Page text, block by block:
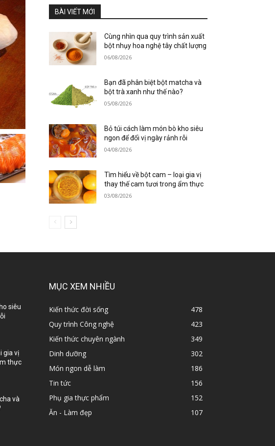
BÀI VIẾT MỚI
Cùng nhìn qua quy trình sản xuất
bột nhụy hoa nghệ tây chất lượng
06/08/2026
Bạn đã phân biệt bột matcha và
bột trà xanh như thế nào?
05/08/2026
Bỏ túi cách làm món bò kho siêu
ngon để đổi vị ngày rảnh rỗi
04/08/2026
Tìm hiểu về bột cam – loại gia vị
thay thế cam tươi trong ẩm thực
03/08/2026
siêu
gia vị
thực
và
MỤC XEM NHIỀU
Kiến thức đời sống
478
Quy trình Công nghệ
423
Kiến thức chuyên ngành
349
Dinh dưỡng
302
Món ngon dễ làm
186
Tin tức
156
Phụ gia thực phẩm
152
Ăn - Làm đẹp
107